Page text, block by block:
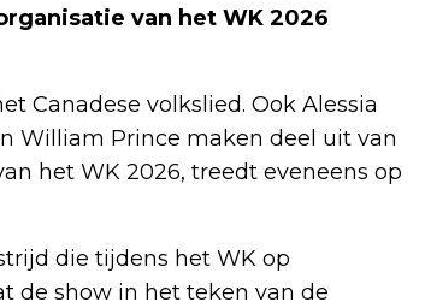
van het WK 2026
Canadese volkslied. Ook Alessia
William Prince maken deel uit van
het WK 2026, treedt eveneens op
die tijdens het WK op
de show in het teken van de